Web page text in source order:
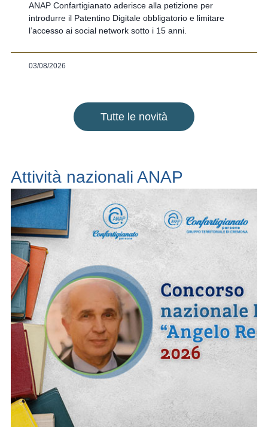
ANAP Confartigianato aderisce alla petizione per
introdurre il Patentino Digitale obbligatorio e limitare
l’accesso ai social network sotto i 15 anni.
03/08/2026
Tutte le novità
Attività nazionali ANAP